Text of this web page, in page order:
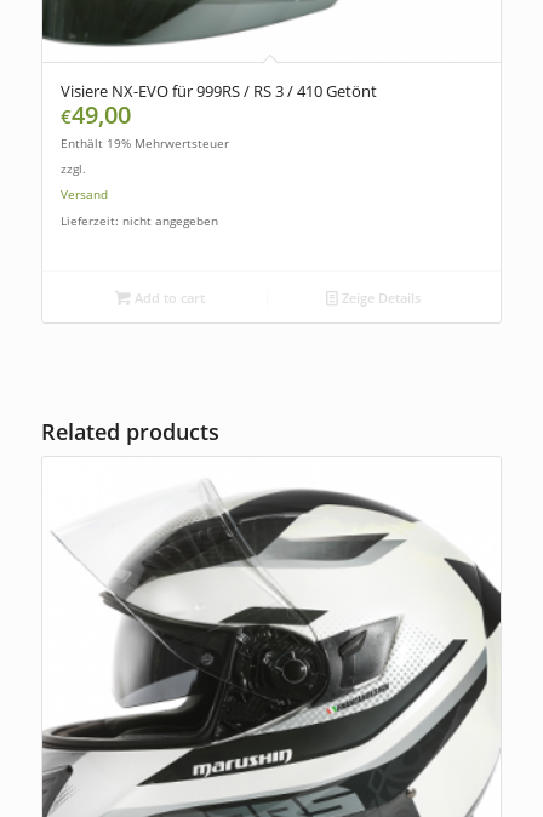
Visiere NX-EVO für 999RS / RS 3 / 410 Getönt
€49,00
Enthält 19% Mehrwertsteuer
zzgl.
Versand
Lieferzeit: nicht angegeben
Add to cart Zeige Details
Related products